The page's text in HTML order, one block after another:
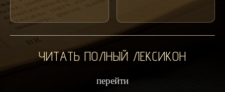
ЧИТАТЬ ПОЛНЫЙ ЛЕКСИКОН
перейти